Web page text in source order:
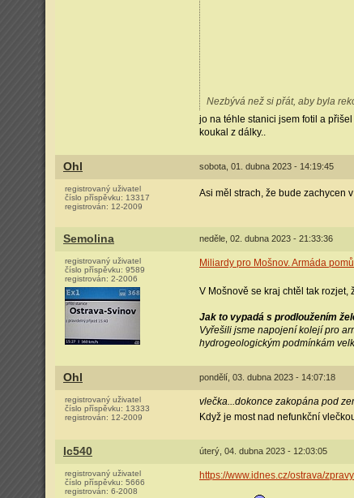
Nezbývá než si přát, aby byla
jo na téhle stanici jsem fotil a
koukal z dálky..
Ohl sobota, 01. dubna 2023 - 14:19:45
registrovaný uživatel
číslo příspěvku: 13317
registrován: 12-2009
Asi měl strach, že bude zachycen
Semolina neděle, 02. dubna 2023 - 21:33:36
registrovaný uživatel
číslo příspěvku: 9589
registrován: 2-2006
Miliardy pro Mošnov. Armáda
V Mošnově se kraj chtěl tak
Jak to vypadá s prodloužením
Vyřešili jsme napojení kolejí pro
hydrogeologickým podmínkám
Ohl pondělí, 03. dubna 2023 - 14:07:18
registrovaný uživatel
číslo příspěvku: 13333
registrován: 12-2009
vlečka...dokonce zakopána pod
Když je most nad nefunkční
Ic540 úterý, 04. dubna 2023 - 12:03:05
registrovaný uživatel
číslo příspěvku: 5666
registrován: 6-2008
https://www.idnes.cz/ostrava/